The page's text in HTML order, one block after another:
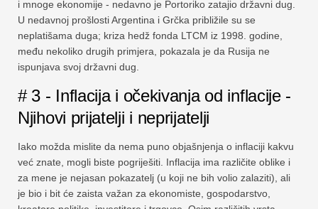
i mnoge ekonomije - nedavno je Portoriko zatajio državni dug.
U nedavnoj prošlosti Argentina i Grčka približile su se
neplatišama duga; kriza hedž fonda LTCM iz 1998. godine,
među nekoliko drugih primjera, pokazala je da Rusija ne
ispunjava svoj državni dug.
# 3 - Inflacija i očekivanja od inflacije -
Njihovi prijatelji i neprijatelji
Iako možda mislite da nema puno objašnjenja o inflaciji kakvu
već znate, mogli biste pogriješiti. Inflacija ima različite oblike i
za mene je nejasan pokazatelj (u koji ne bih volio zalaziti), ali
je bio i bit će zaista važan za ekonomiste, gospodarstvo,